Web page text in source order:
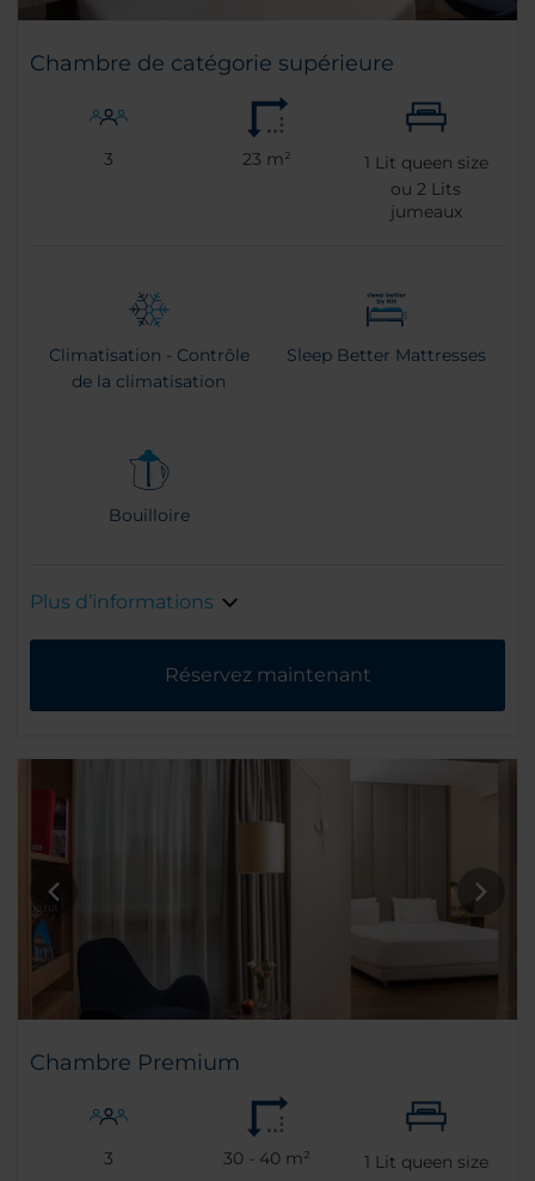
Chambre de catégorie supérieure
3 23 m² 1 Lit queen size
ou2 Lits
jumeaux
Climatisation - Contrôle
de la climatisation
Sleep Better Mattresses
Bouilloire
Plus d’informations
Réservez maintenant
Chambre Premium
3 30 - 40 m² 1 Lit queen size